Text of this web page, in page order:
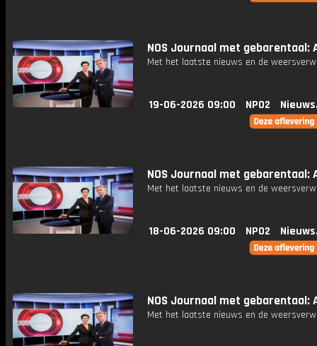
NOS Journaal met gebarentaal:
Met het laatste nieuws en de
19-06-2026 09:00 NPO2
NOS Journaal met gebarentaal:
Met het laatste nieuws en de
18-06-2026 09:00 NPO2
NOS Journaal met gebarentaal:
Met het laatste nieuws en de